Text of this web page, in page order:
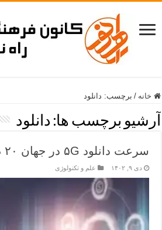
خانه / برچسب: دانلود
آرشیو برچسب ها: دانلود
سرعت دانلود ۵G در جهان ۲۰ درصد رشد کرد
دی ۹, ۱۴۰۲ علم و تکنولوژی